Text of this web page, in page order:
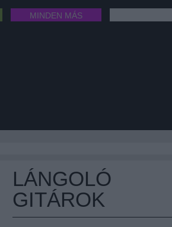
MINDEN MÁS
LÁNGOLÓ
GITÁROK